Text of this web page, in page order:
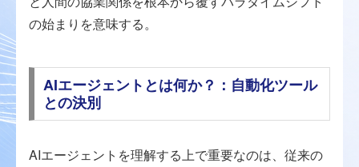
の始まりを意味する。
AIエージェントとは何か？：自動化ツール
との決別
AIエージェントを理解する上で重要なのは、従来の